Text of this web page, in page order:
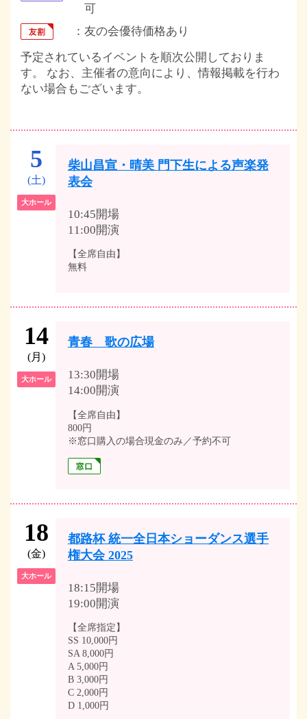
可
友の会優待価格あり
予定されているイベントを順次公開しておりま
す。 なお、主催者の意向により、情報掲載を行わ
ない場合もございます。
5
(土)
大ホール
柴山昌宣・晴美 門下生による声楽発
表会
10:45開場
11:00開演
【全席自由】
無料
14
(月)
大ホール
青春 歌の広場
13:30開場
14:00開演
【全席自由】
800円
※窓口購入の場合現金のみ／予約不可
18
(金)
大ホール
都路杯 統一全日本ショーダンス選手
権大会 2025
18:15開場
19:00開演
【全席指定】
SS 10,000円
SA 8,000円
A 5,000円
B 3,000円
C 2,000円
D 1,000円